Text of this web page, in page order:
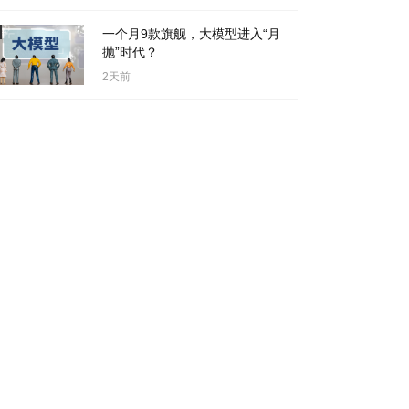
一个月9款旗舰，大模型进入“月
抛”时代？
2天前